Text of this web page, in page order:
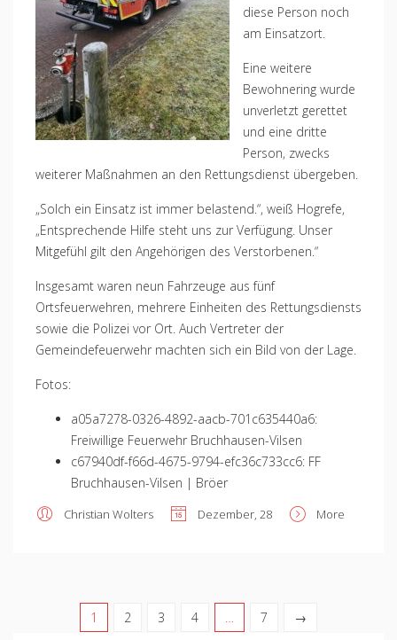
diese Person noch
am Einsatzort.
Eine weitere
Bewohnering wurde
unverletzt gerettet
und eine dritte
Person, zwecks
weiterer Maßnahmen an den Rettungsdienst übergeben.
„Solch ein Einsatz ist immer belastend.“, weiß Hogrefe,
„Entsprechende Hilfe steht uns zur Verfügung. Unser
Mitgefühl gilt den Angehörigen des Verstorbenen.“
Insgesamt waren neun Fahrzeuge aus fünf
Ortsfeuerwehren, mehrere Einheiten des Rettungsdiensts
sowie die Polizei vor Ort. Auch Vertreter der
Gemeindefeuerwehr machten sich ein Bild von der Lage.
Fotos:
a05a7278-0326-4892-aacb-701c635440a6:
Freiwillige Feuerwehr Bruchhausen-Vilsen
c67940df-f66d-4675-9794-efc36c733cc6: FF
Bruchhausen-Vilsen | Bröer
Christian Wolters Dezember, 28 More
1 2 3 4 7 →